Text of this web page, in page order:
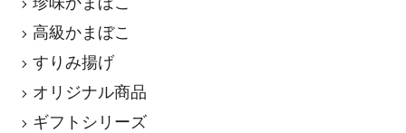
高級かまぼこ
すりみ揚げ
オリジナル商品
ギフトシリーズ